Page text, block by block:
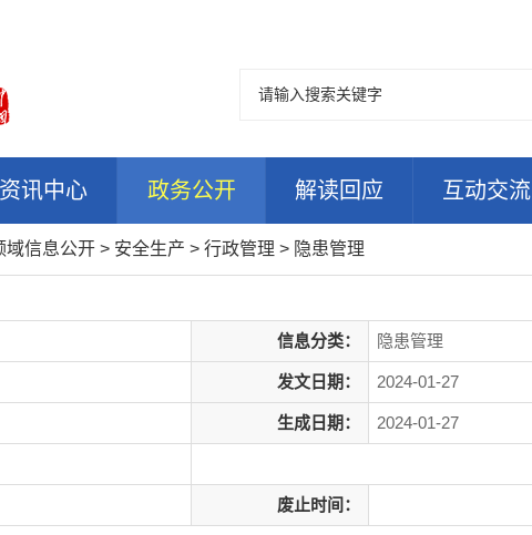
资讯中心 政务公开 解读回应 互动交流
域信息公开 > 安全生产 > 行政管理 > 隐患管理
信息分类： 隐患管理
发文日期： 2024-01-27
生成日期： 2024-01-27
废止时间：